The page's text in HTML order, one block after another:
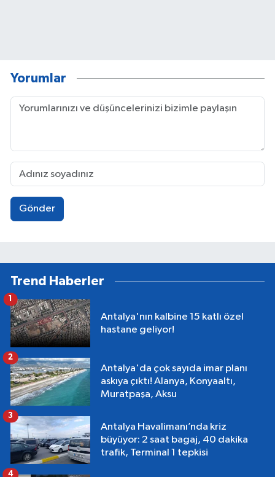
Yorumlar
Gönder
Trend Haberler
Antalya'nın kalbine 15 katlı özel
hastane geliyor!
1
Antalya'da çok sayıda imar planı
askıya çıktı! Alanya, Konyaaltı,
Muratpaşa, Aksu
2
Antalya Havalimanı’nda kriz
büyüyor: 2 saat bagaj, 40 dakika
trafik, Terminal 1 tepkisi
3
4